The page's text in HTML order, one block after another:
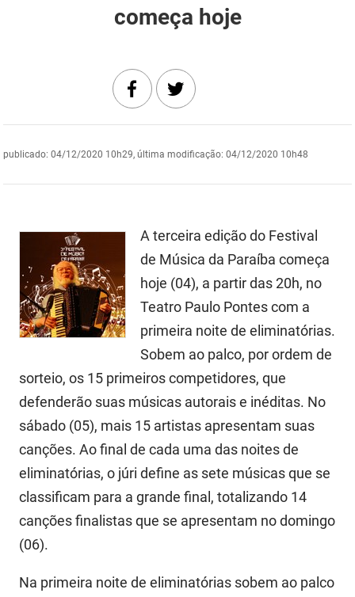
Desenvolvimento e da Articulação Municipal
Empreender
Secretaria de Fazenda
Infraestrutura e dos Recursos Hídricos
Juventude, Esporte e Lazer
Meio Ambiente e Sustentabilidade
Mulher e da Diversidade Humana
Planejamento, Orçamento e Gestão
Procuradoria Geral do Estado
Representação Institucional
Saúde
Turismo e Desenvolvimento Econômico
ESPEP
EPC
Fapesq
Fundação Casa de José Américo
FUNAD
FUNDAC
FUNESC
IASS
JUCEP
LIFESA
começa hoje
publicado: 04/12/2020 10h29, última modificação: 04/12/2020 10h48
A terceira edição do Festival
de Música da Paraíba começa
hoje (04), a partir das 20h, no
Teatro Paulo Pontes com a
primeira noite de eliminatórias.
Sobem ao palco, por ordem de
sorteio, os 15 primeiros competidores, que
defenderão suas músicas autorais e inéditas. No
sábado (05), mais 15 artistas apresentam suas
canções. Ao final de cada uma das noites de
eliminatórias, o júri define as sete músicas que se
classificam para a grande final, totalizando 14
canções finalistas que se apresentam no domingo
(06).
Na primeira noite de eliminatórias sobem ao palco